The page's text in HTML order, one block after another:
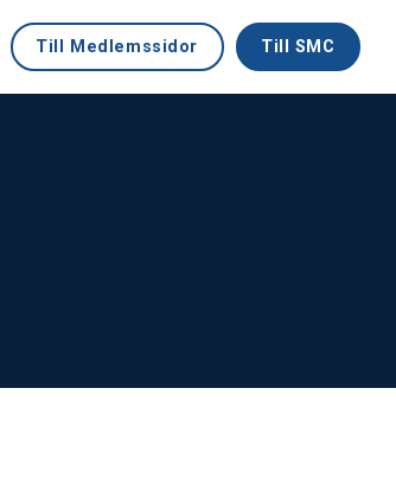
Till Medlemssidor Till SMC